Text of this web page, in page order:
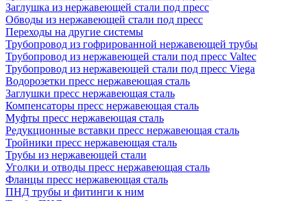
Заглушка из нержавеющей стали под пресс
Обводы из нержавеющей стали под пресс
Переходы на другие системы
Трубопровод из гофрированной нержавеющей трубы
Трубопровод из нержавеющей стали под пресс Valtec
Трубопровод из нержавеющей стали под пресс Viega
Водорозетки пресс нержавеющая сталь
Заглушки пресс нержавеющая сталь
Компенсаторы пресс нержавеющая сталь
Муфты пресс нержавеющая сталь
Редукционные вставки пресс нержавеющая сталь
Тройники пресс нержавеющая сталь
Трубы из нержавеющей стали
Уголки и отводы пресс нержавеющая сталь
Фланцы пресс нержавеющая сталь
ПНД трубы и фитинги к ним